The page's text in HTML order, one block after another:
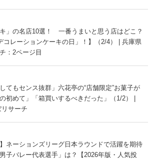
」の名店10選！ 一番うまいと思う店はどこ？
コレーションケーキの日」！】（2/4） | 兵庫県
：2ページ目
てもセンス抜群」六花亭の“店舗限定”お菓子が
初めて」「箱買いするべきだった」（1/2） |
サーチ
】ネーションズリーグ日本ラウンドで活躍を期待
子バレー代表選手」は？【2026年版・人気投